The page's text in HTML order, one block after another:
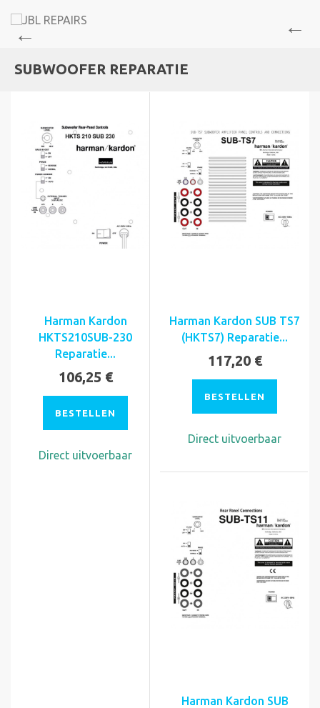
SUBWOOFER REPARATIE
Harman Kardon
HKTS210SUB-230
Reparatie...
106,25 €
BESTELLEN
Direct uitvoerbaar
Harman Kardon SUB TS7
(HKTS7) Reparatie...
117,20 €
BESTELLEN
Direct uitvoerbaar
Harman Kardon SUB